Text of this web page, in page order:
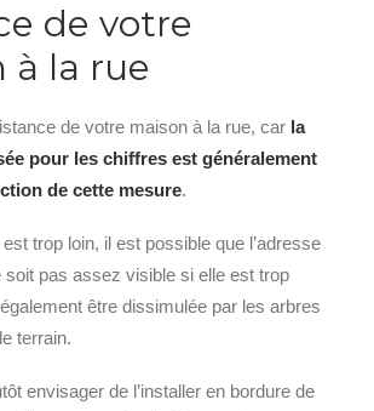
de votre
à la rue
de votre maison à la rue, car la
pour les chiffres est généralement
de cette mesure.
trop loin, il est possible que l’adresse
soit pas assez visible si elle est trop
être dissimulée par les arbres
terrain.
envisager de l’installer en bordure de